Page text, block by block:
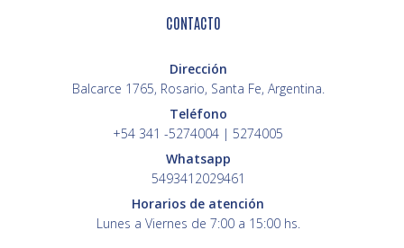
CONTACTO
Dirección
Balcarce 1765, Rosario, Santa Fe, Argentina.
Teléfono
+54 341 -5274004 | 5274005
Whatsapp
5493412029461
Horarios de atención
Lunes a Viernes de 7:00 a 15:00 hs.